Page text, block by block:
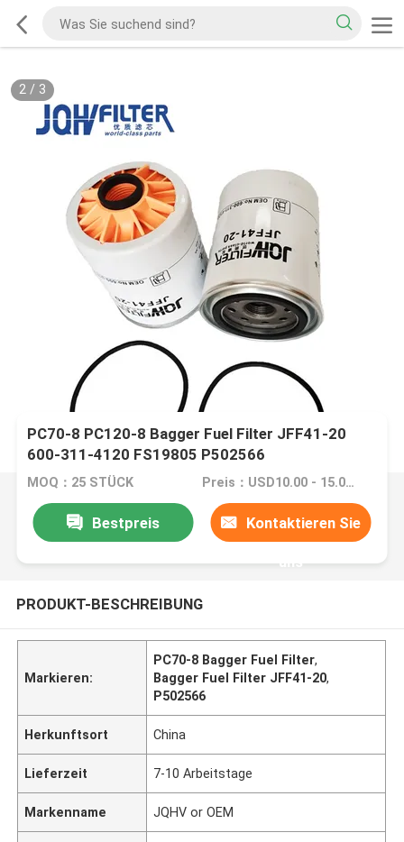
2/ 3
PC70-8 PC120-8 Bagger Fuel Filter JFF41-20
600-311-4120 FS19805 P502566
MOQ：25 STÜCK Preis：USD10.00 - 15.00 /PC
Bestpreis Kontaktieren Sie
uns
PRODUKT-BESCHREIBUNG
Markieren:
PC70-8 Bagger Fuel Filter,
Bagger Fuel Filter JFF41-20,
P502566
Herkunftsort China
Lieferzeit 7-10 Arbeitstage
Markenname JQHV or OEM